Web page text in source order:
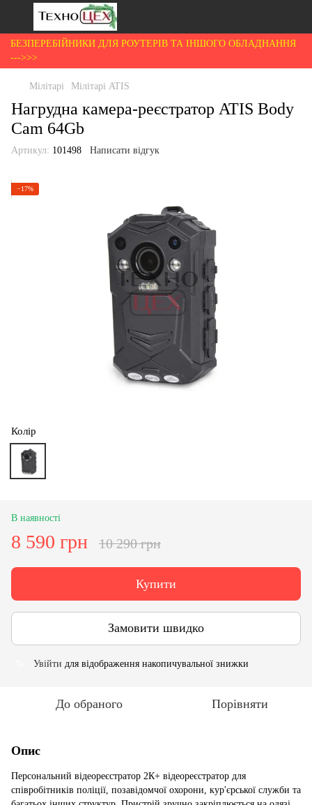
БЕЗПЕРЕБІЙНИКИ ДЛЯ РОУТЕРІВ ТА ІНШОГО ОБЛАДНАННЯ
--->>>
Мілітарі Мілітарі ATIS
Нагрудна камера-реєстратор ATIS Body
Cam 64Gb
Артикул: 101498 Написати відгук
−17%
Колір
В наявності
8 590 грн 10 290 грн
Купити
Замовити швидко
Увійти для відображення накопичувальної знижки
До обраного Порівняти
Опис
Персональний відеореєстратор 2К+ відеореєстратор для
співробітників поліції, позавідомчої охорони, кур'єрської служби та